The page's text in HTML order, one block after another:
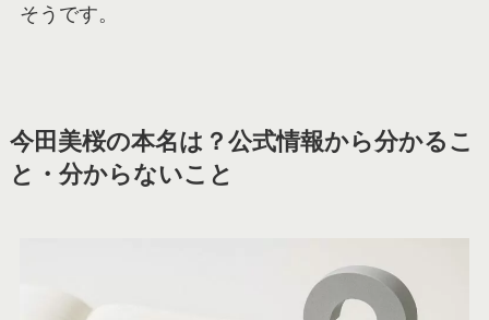
そうです。
今田美桜の本名は？公式情報から分かるこ
と・分からないこと